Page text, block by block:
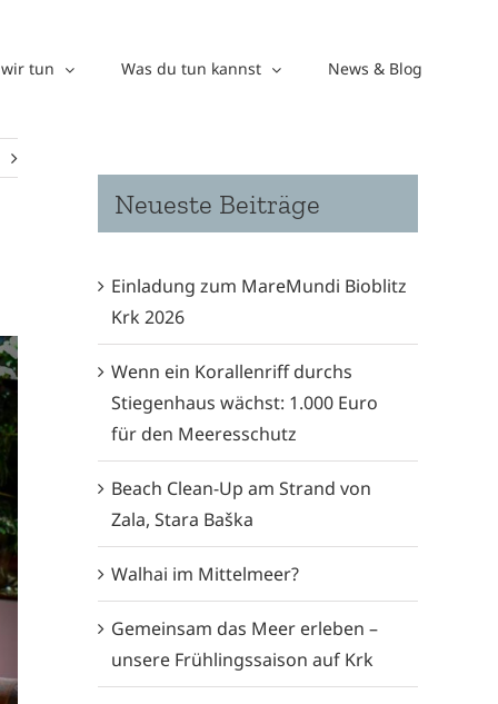
tun Was du tun kannst News & Blog
Neueste Beiträge
Einladung zum MareMundi Bioblitz
Krk 2026
Wenn ein Korallenriff durchs
Stiegenhaus wächst: 1.000 Euro
für den Meeresschutz
Beach Clean-Up am Strand von
Zala, Stara Baška
Walhai im Mittelmeer?
Gemeinsam das Meer erleben –
unsere Frühlingssaison auf Krk